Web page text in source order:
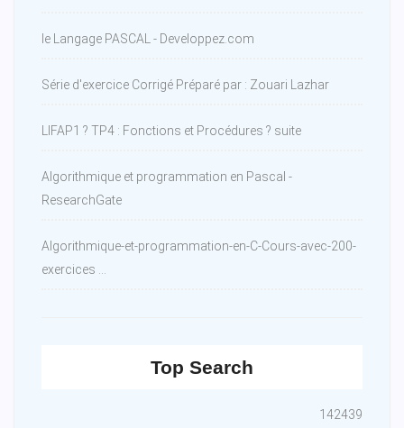
le Langage PASCAL - Developpez.com
Série d'exercice Corrigé Préparé par : Zouari Lazhar
LIFAP1 ? TP4 : Fonctions et Procédures ? suite
Algorithmique et programmation en Pascal -
ResearchGate
Algorithmique-et-programmation-en-C-Cours-avec-200-
exercices ...
Top Search
142439